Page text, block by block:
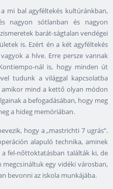
mi bal agyféltekés kultúránkban,
nagyon sótlanban és nagyon
barát-ságtalan vendégei
is. Ezért én a két agyféltekés
a híve. Erre persze vannak
nál is, hogy minden út
tudunk a világgal kapcsolatba
amikor mind a kettő olyan módon
a befogadásában, hogy meg
a hideg memóriában.
hogy a „mastrichti 7 ugrás”.
alapuló technika, aminek
a fel-nőttoktatásban találták ki, de
egy vidéki városban,
bevonni az iskola munkájába.